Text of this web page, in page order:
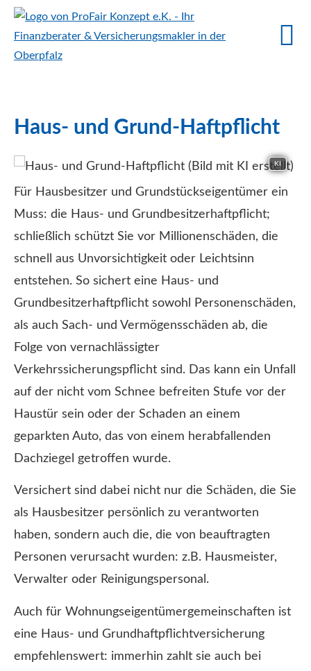
Haus- und Grund-Haft­pflicht
KI
Für Hausbesitzer und Grundstückseigentümer ein
Muss: die Haus- und Grundbesitzerhaftpflicht;
schließlich schützt Sie vor Millionenschäden, die
schnell aus Unvorsichtigkeit oder Leichtsinn
entstehen. So sichert eine Haus- und
Grundbesitzerhaftpflicht sowohl Per­sonenschäden,
als auch Sach- und Vermögensschäden ab, die
Folge von vernachlässigter
Verkehrssicherungspflicht sind. Das kann ein Unfall
auf der nicht vom Schnee befreiten Stufe vor der
Haustür sein oder der Schaden an einem
geparkten Auto, das von einem herabfallenden
Dachziegel getroffen wurde.
Versichert sind dabei nicht nur die Schäden, die Sie
als Hausbesitzer persönlich zu verantworten
haben, sondern auch die, die von beauftragten
Per­sonen verursacht wurden: z.B. Hausmeister,
Verwalter oder Reinigungspersonal.
Auch für Wohnungseigentümergemeinschaften ist
eine Haus- und Grundhaftpflichtversicherung
empfehlenswert: immerhin zahlt sie auch bei